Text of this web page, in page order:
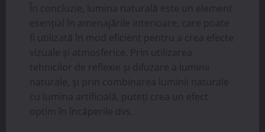
În concluzie, lumina naturală este un element
esențial în amenajările interioare, care poate
fi utilizată în mod eficient pentru a crea efecte
vizuale și atmosferice. Prin utilizarea
tehnicilor de reflexie și difuzare a luminii
naturale, și prin combinarea luminii naturale
cu lumina artificială, puteți crea un efect
optim în încăperile dvs.